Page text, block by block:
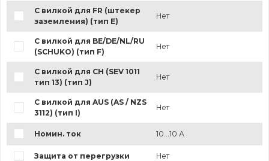
С вилкой для FR (штекер
заземления) (тип E)
Нет
С вилкой для BE/DE/NL/RU
(SCHUKO) (тип F)
Нет
С вилкой для CH (SEV 1011
тип 13) (тип J)
Нет
С вилкой для AUS (AS / NZS
3112) (тип I)
Нет
Номин. ток 10...10 А
Защита от перегрузки Нет